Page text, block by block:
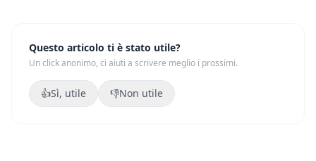
Questo articolo ti è stato utile?
Un click anonimo, ci aiuti a scrivere meglio i prossimi.
👍Sì, utile 👎Non utile